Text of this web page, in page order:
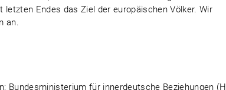
Endes das Ziel der europäischen Völker. Wir
an.
Bundesministerium für innerdeutsche Beziehungen